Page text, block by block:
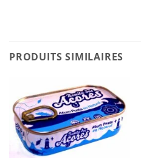
PRODUITS SIMILAIRES